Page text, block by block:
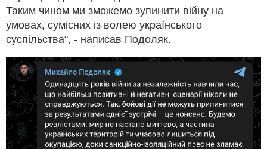
Таким чином ми зможемо зупинити війну на
умовах, сумісних із волею українського
суспільства", - написав Подоляк.